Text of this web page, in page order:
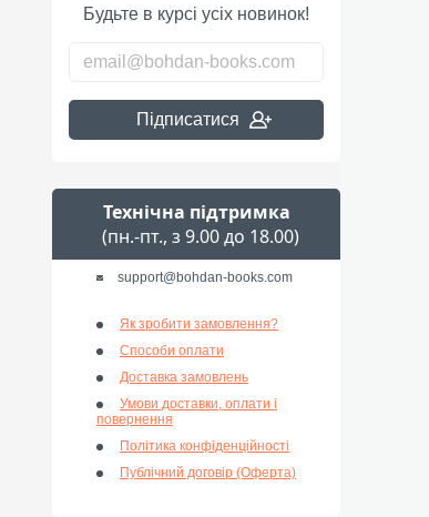
Будьте в курсі усіх новинок!
Підписатися
Технічна підтримка
(пн.-пт., з 9.00 до 18.00)
support@bohdan-books.com
Як зробити замовлення?
Способи оплати
Доставка замовлень
Умови доставки, оплати і
повернення
Політика конфіденційності
Публічний договір (Оферта)